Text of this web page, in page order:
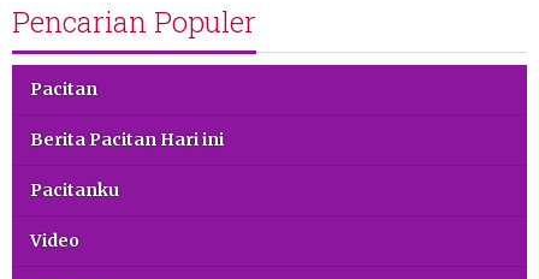
Pencarian Populer
Pacitan
Berita Pacitan Hari ini
Pacitanku
Video